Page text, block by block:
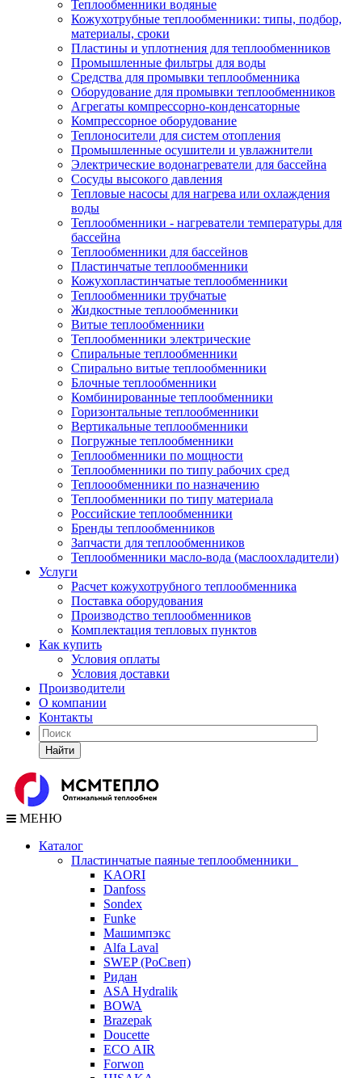
Теплообменники водяные
Кожухотрубные теплообменники: типы, подбор,
материалы, сроки
Пластины и уплотнения для теплообменников
Промышленные фильтры для воды
Средства для промывки теплообменника
Оборудование для промывки теплообменников
Агрегаты компрессорно-конденсаторные
Компрессорное оборудование
Теплоносители для систем отопления
Промышленные осушители и увлажнители
Электрические водонагреватели для бассейна
Сосуды высокого давления
Тепловые насосы для нагрева или охлаждения
воды
Теплообменники - нагреватели температуры для
бассейна
Теплообменники для бассейнов
Пластинчатые теплообменники
Кожухопластинчатые теплообменники
Теплообменники трубчатые
Жидкостные теплообменники
Витые теплообменники
Теплообменники электрические
Спиральные теплообменники
Спирально витые теплообменники
Блочные теплообменники
Комбинированные теплообменники
Горизонтальные теплообменники
Вертикальные теплообменники
Погружные теплообменники
Теплообменники по мощности
Теплообменники по типу рабочих сред
Теплоообменники по назначению
Теплообменники по типу материала
Российские теплообменники
Бренды теплообменников
Запчасти для теплообменников
Теплообменники масло-вода (маслоохладители)
Услуги
Расчет кожухотрубного теплообменника
Поставка оборудования
Производство теплообменников
Комплектация тепловых пунктов
Как купить
Условия оплаты
Условия доставки
Производители
О компании
Контакты
Найти
МЕНЮ
Каталог
Пластинчатые паяные теплообменники
KAORI
Danfoss
Sondex
Funke
Машимпэкс
Alfa Laval
SWEP (РоСвеп)
Ридан
ASA Hydralik
BOWA
Brazepak
Doucette
ECO AIR
Forwon